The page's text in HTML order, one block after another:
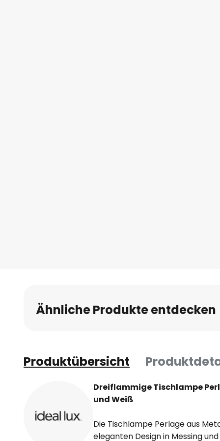
Ähnliche Produkte entdecken
Produktübersicht
Dreiflammige Tischlampe
und Weiß
Die Tischlampe Perlage aus
eleganten Design in Messing